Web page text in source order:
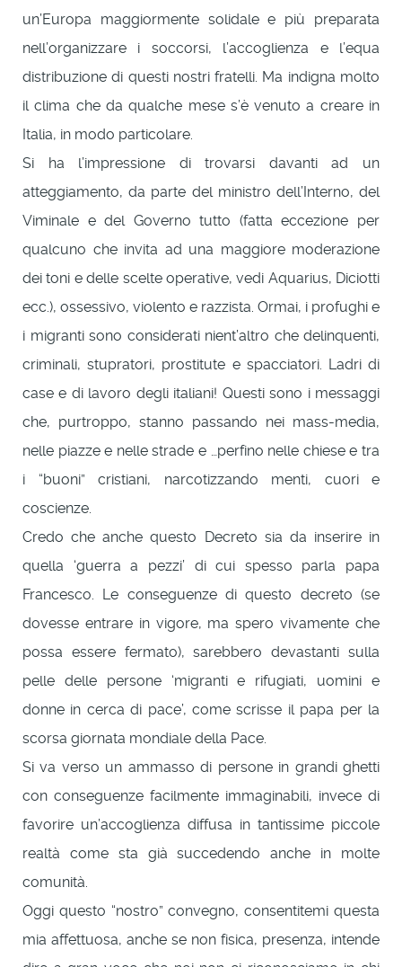
un’Europa maggiormente solidale e più preparata
nell’organizzare i soccorsi, l’accoglienza e l’equa
distribuzione di questi nostri fratelli. Ma indigna molto
il clima che da qualche mese s’è venuto a creare in
Italia, in modo particolare.
Si ha l’impressione di trovarsi davanti ad un
atteggiamento, da parte del ministro dell’Interno, del
Viminale e del Governo tutto (fatta eccezione per
qualcuno che invita ad una maggiore moderazione
dei toni e delle scelte operative, vedi Aquarius, Diciotti
ecc.), ossessivo, violento e razzista. Ormai, i profughi e
i migranti sono considerati nient’altro che delinquenti,
criminali, stupratori, prostitute e spacciatori. Ladri di
case e di lavoro degli italiani! Questi sono i messaggi
che, purtroppo, stanno passando nei mass-media,
nelle piazze e nelle strade e …perfino nelle chiese e tra
i “buoni” cristiani, narcotizzando menti, cuori e
coscienze.
Credo che anche questo Decreto sia da inserire in
quella ‘guerra a pezzi’ di cui spesso parla papa
Francesco. Le conseguenze di questo decreto (se
dovesse entrare in vigore, ma spero vivamente che
possa essere fermato), sarebbero devastanti sulla
pelle delle persone ‘migranti e rifugiati, uomini e
donne in cerca di pace’, come scrisse il papa per la
scorsa giornata mondiale della Pace.
Si va verso un ammasso di persone in grandi ghetti
con conseguenze facilmente immaginabili, invece di
favorire un’accoglienza diffusa in tantissime piccole
realtà come sta già succedendo anche in molte
comunità.
Oggi questo “nostro” convegno, consentitemi questa
mia affettuosa, anche se non fisica, presenza, intende